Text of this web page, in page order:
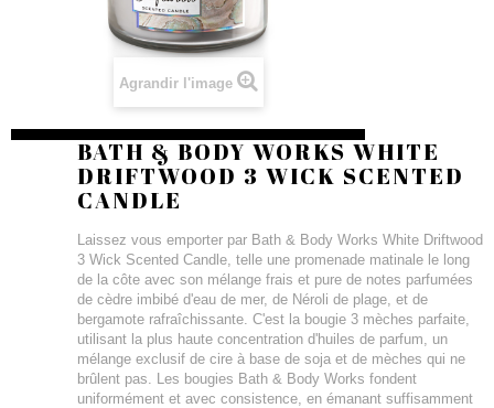
Agrandir l'image
BATH & BODY WORKS WHITE
DRIFTWOOD 3 WICK SCENTED
CANDLE
Laissez vous emporter par Bath & Body Works White Driftwood
3 Wick Scented Candle, telle une promenade matinale le long
de la côte avec son mélange frais et pure de notes parfumées
de cèdre imbibé d'eau de mer, de Néroli de plage, et de
bergamote rafraîchissante. C'est la bougie 3 mèches parfaite,
utilisant la plus haute concentration d'huiles de parfum, un
mélange exclusif de cire à base de soja et de mèches qui ne
brûlent pas. Les bougies Bath & Body Works fondent
uniformément et avec consistence, en émanant suffisamment